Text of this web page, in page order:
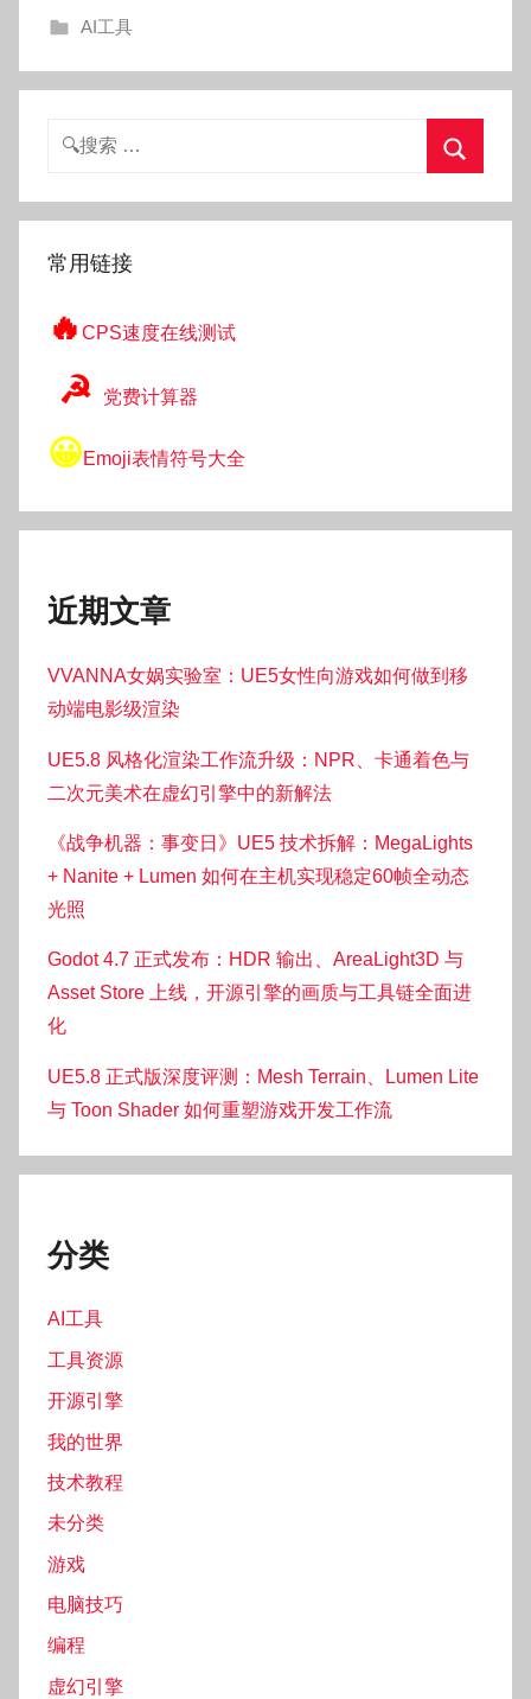
AI工具
搜
索
常用链接
🔥 CPS速度在线测试
☭ 党费计算器
😀Emoji表情符号大全
近期文章
VVANNA女娲实验室：UE5女性向游戏如何做到移
动端电影级渲染
UE5.8 风格化渲染工作流升级：NPR、卡通着色与
二次元美术在虚幻引擎中的新解法
《战争机器：事变日》UE5 技术拆解：MegaLights
+ Nanite + Lumen 如何在主机实现稳定60帧全动态
光照
Godot 4.7 正式发布：HDR 输出、AreaLight3D 与
Asset Store 上线，开源引擎的画质与工具链全面进
化
UE5.8 正式版深度评测：Mesh Terrain、Lumen Lite
与 Toon Shader 如何重塑游戏开发工作流
分类
AI工具
工具资源
开源引擎
我的世界
技术教程
未分类
游戏
电脑技巧
编程
虚幻引擎